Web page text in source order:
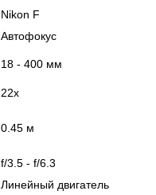
Nikon F
Автофокус
18 - 400 мм
22x
0.45 м
f/3.5 - f/6.3
Линейный двигатель